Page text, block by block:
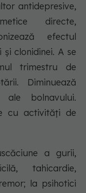
antidepresive,
directe,
efectul
clonidinei. A se
trimestru de
Diminuează
ale bolnavului.
cu activităţi de
a gurii,
tahicardie,
la psihotici